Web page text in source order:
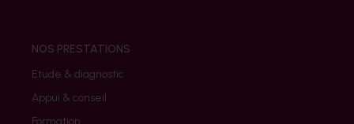
NOS PRESTATIONS
Etude & diagnostic
Appui & conseil